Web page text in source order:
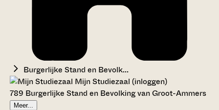
Burgerlijke Stand en Bevolk...
Mijn Studiezaal (inloggen)
789 Burgerlijke Stand en Bevolking van Groot-Ammers
Meer...